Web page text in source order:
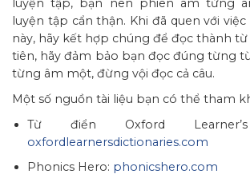
luyện tập, bạn nên phiên âm từng
luyện tập cẩn thận. Khi đã quen với
này, hãy kết hợp chúng để đọc thành
tiên, hãy đảm bảo bạn đọc đúng từng
từng âm một, đừng vội đọc cả câu.
Một số nguồn tài liệu bạn có thể tham
Từ điển Oxford Learner’s
oxfordlearnersdictionaries.com
Phonics Hero: phonicshero.com